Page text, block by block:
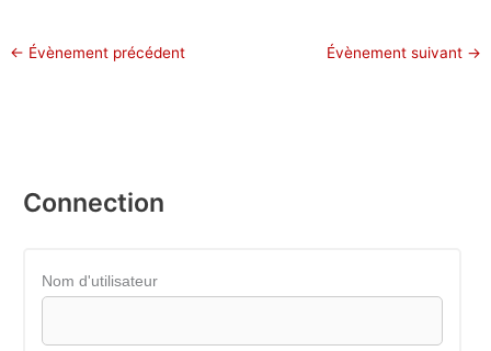
← Évènement précédent Évènement suivant →
Connection
Nom d'utilisateur